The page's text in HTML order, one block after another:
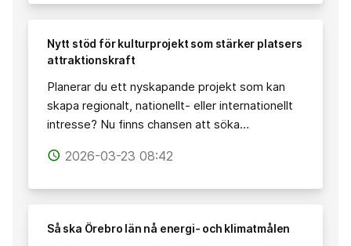
Nytt stöd för kulturprojekt som stärker platsers
attraktionskraft
Planerar du ett nyskapande projekt som kan
skapa regionalt, nationellt- eller internationellt
intresse? Nu finns chansen att söka…
access_time 2026-03-23 08:42
Så ska Örebro län nå energi- och klimatmålen